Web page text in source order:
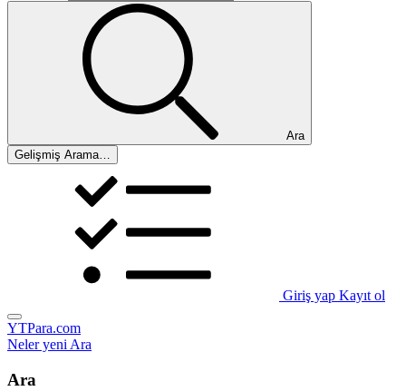
Ara
Gelişmiş Arama…
Giriş yap Kayıt ol
YTPara.com
Neler yeniAra
Ara